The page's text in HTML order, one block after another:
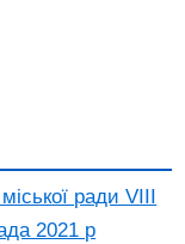
ради VІІI
2021 р